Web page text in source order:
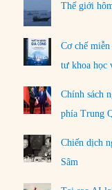
Thế giới
Cơ chế
tư khoa học
Chính sách
phía Trung
Chiến dịch
Sâm